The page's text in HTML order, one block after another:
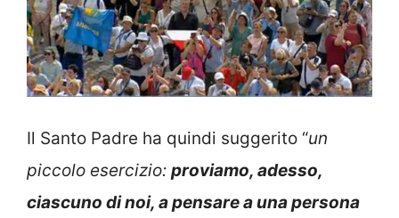
Il Santo Padre ha quindi suggerito “un
piccolo esercizio: proviamo, adesso,
ciascuno di noi, a pensare a una persona